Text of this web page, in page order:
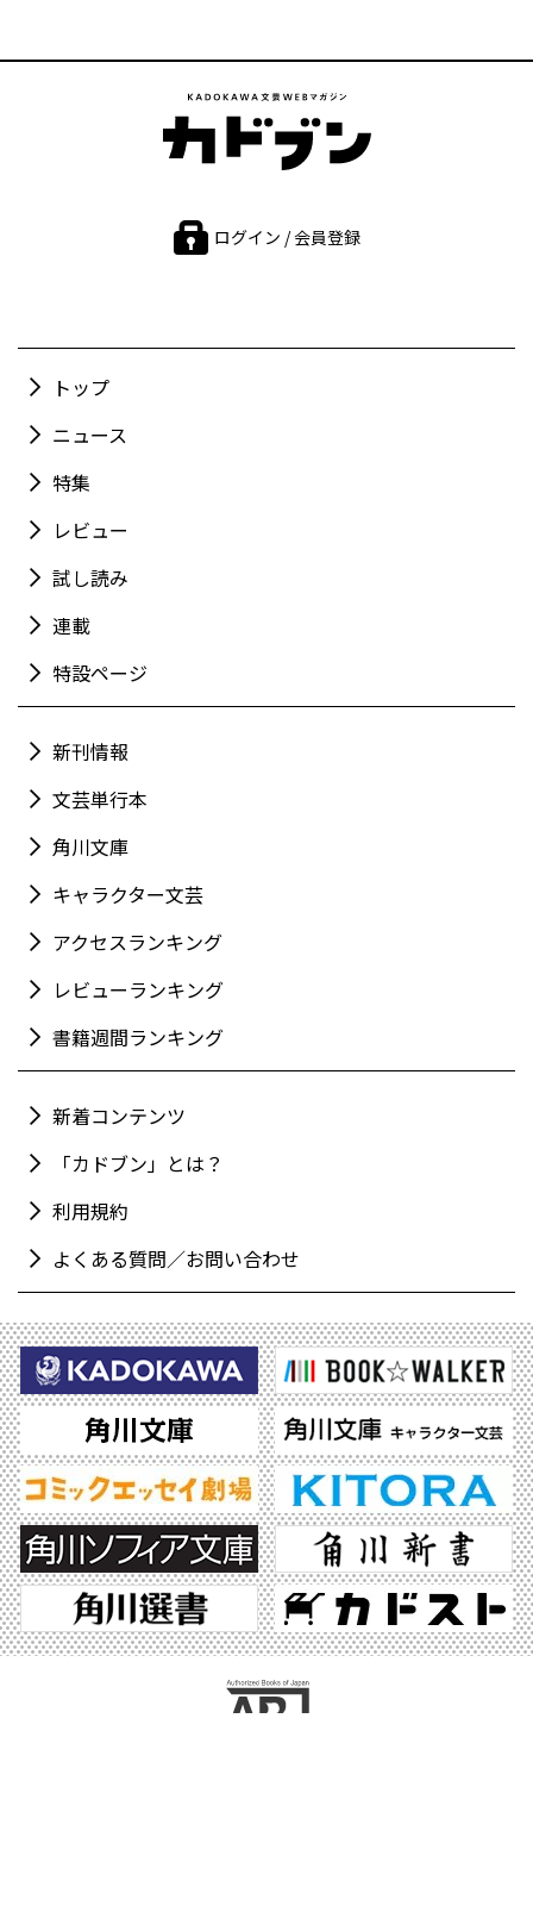
ログイン / 会員登録
トップ
ニュース
特集
レビュー
試し読み
連載
特設ページ
新刊情報
文芸単行本
角川文庫
キャラクター文芸
アクセスランキング
レビューランキング
書籍週間ランキング
新着コンテンツ
「カドブン」とは？
利用規約
よくある質問／お問い合わせ